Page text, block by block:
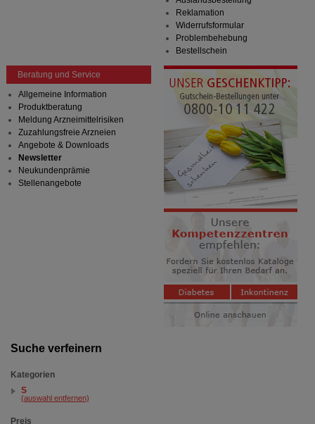
Suche verfeinern
Kategorien
S
(auswahl entfernen)
Preis
Reklamation
Widerrufsformular
Problembehebung
Bestellschein
Beratung und Service
Allgemeine Information
Produktberatung
Meldung Arzneimittelrisiken
Zuzahlungsfreie Arzneien
Angebote & Downloads
Newsletter
Neukundenprämie
Stellenangebote